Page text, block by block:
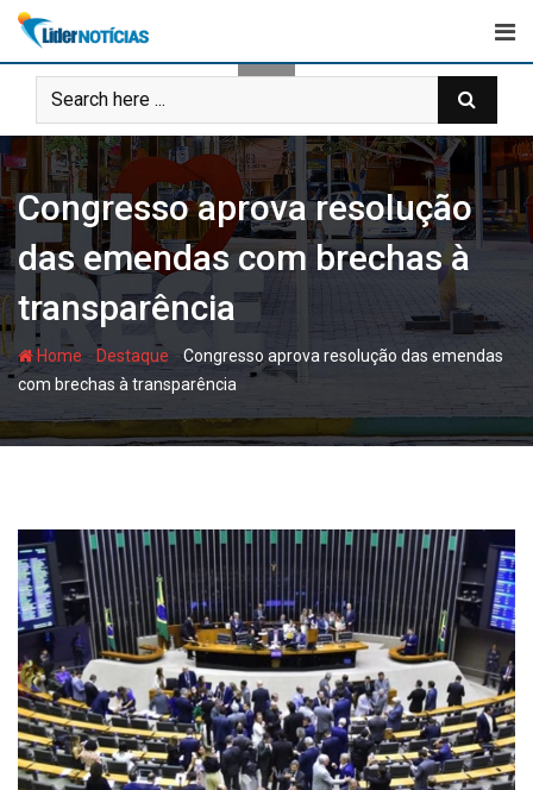
Skip
content
Congresso aprova resolução
das emendas com brechas à
transparência
Home - Destaque -Congresso aprova resolução das emendas
com brechas à transparência